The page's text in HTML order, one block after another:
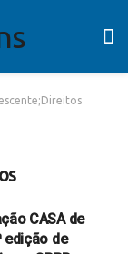
CASA de
edição de